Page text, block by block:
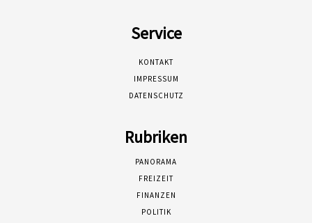
Service
KONTAKT
IMPRESSUM
DATENSCHUTZ
Rubriken
PANORAMA
FREIZEIT
FINANZEN
POLITIK